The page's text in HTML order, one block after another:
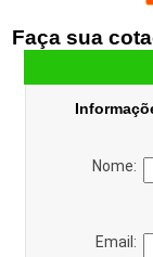
Faça sua
Nome:
Email: